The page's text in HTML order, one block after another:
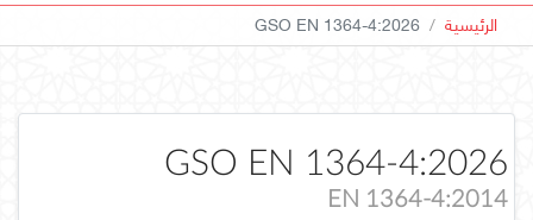
الرئيسية GSO EN 1364-4:2026
GSO EN 1364-4:2026
EN 1364-4:2014